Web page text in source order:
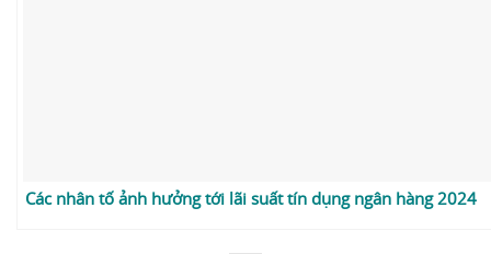
Các nhân tố ảnh hưởng tới lãi suất tín dụng ngân hàng 2024